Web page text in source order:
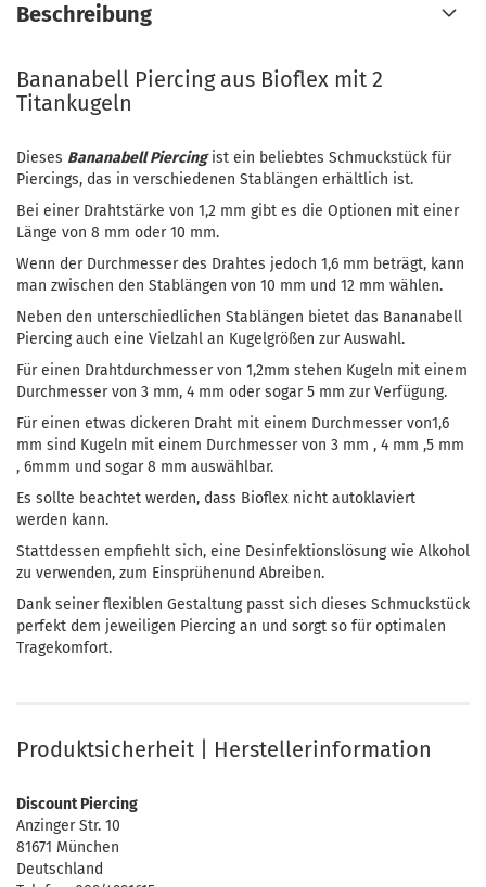
Beschreibung
Bananabell Piercing aus Bioflex mit 2
Titankugeln
Dieses Bananabell Piercingist ein beliebtes Schmuckstück für
Piercings, das in verschiedenen Stablängen erhältlich ist.
Bei einer Drahtstärke von 1,2 mm gibt es die Optionen mit einer
Länge von 8 mm oder 10 mm.
Wenn der Durchmesser des Drahtes jedoch 1,6 mm beträgt, kann
man zwischen den Stablängen von 10 mm und 12 mm wählen.
Neben den unterschiedlichen Stablängen bietet das Bananabell
Piercing auch eine Vielzahl an Kugelgrößen zur Auswahl.
Für einen Drahtdurchmesser von 1,2mm stehen Kugeln mit einem
Durchmesser von 3 mm, 4 mm oder sogar 5 mm zur Verfügung.
Für einen etwas dickeren Draht mit einem Durchmesser von1,6
mm sind Kugeln mit einem Durchmesser von 3 mm , 4 mm ,5 mm
, 6mmm und sogar 8 mm auswählbar.
Es sollte beachtet werden, dass Bioflex nicht autoklaviert
werden kann.
Stattdessen empfiehlt sich, eine Desinfektionslösung wie Alkohol
zu verwenden, zum Einsprühenund Abreiben.
Dank seiner flexiblen Gestaltung passt sich dieses Schmuckstück
perfekt dem jeweiligen Piercing an und sorgt so für optimalen
Tragekomfort.
Produktsicherheit | Herstellerinformation
Discount Piercing
Anzinger Str. 10
81671 München
Deutschland